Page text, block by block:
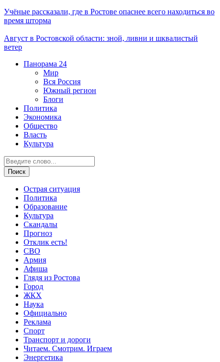
Учёные рассказали, где в Ростове опаснее всего находиться во
время шторма
Август в Ростовской области: зной, ливни и шквалистый
ветер
Панорама 24
Мир
Вся Россия
Южный регион
Блоги
Политика
Экономика
Общество
Власть
Культура
Острая ситуация
Политика
Образование
Культура
Скандалы
Прогноз
Отклик есть!
СВО
Армия
Афиша
Глядя из Ростова
Город
ЖКХ
Наука
Официально
Реклама
Спорт
Транспорт и дороги
Читаем. Смотрим. Играем
Энергетика